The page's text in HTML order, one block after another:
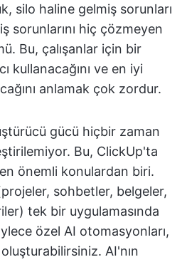
silo haline gelmiş sorunları
sorunlarını hiç çözmeyen
Bu, çalışanlar için bir
kullanacağını ve en iyi
anlamak çok zordur.
gücü hiçbir zaman
Bu, ClickUp'ta
önemli konulardan biri.
sohbetler, belgeler,
tek bir uygulamasında
özel AI otomasyonları,
oluşturabilirsiniz. AI'nın